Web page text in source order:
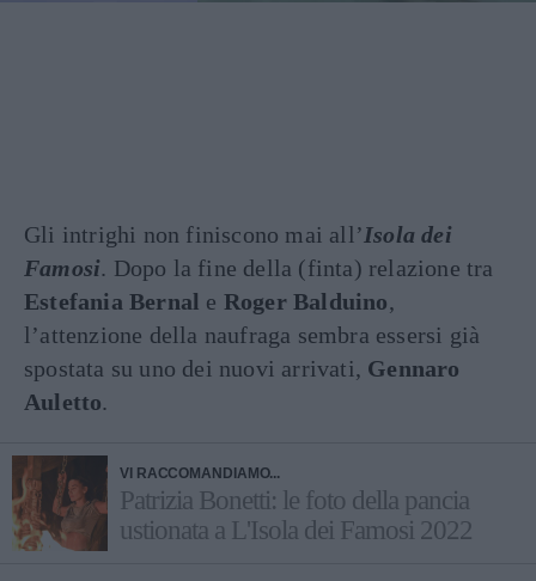
Gli intrighi non finiscono mai all’Isola dei
Famosi. Dopo la fine della (finta) relazione tra
Estefania Bernal e Roger Balduino,
l’attenzione della naufraga sembra essersi già
spostata su uno dei nuovi arrivati, Gennaro
Auletto.
VI RACCOMANDIAMO...
Patrizia Bonetti: le foto della pancia
ustionata a L'Isola dei Famosi 2022